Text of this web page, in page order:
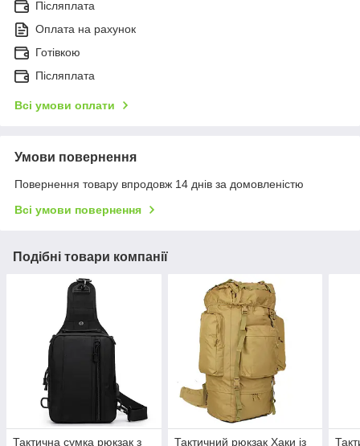
Післяплата
Оплата на рахунок
Готівкою
Післяплата
Всі умови оплати
Умови повернення
Повернення товару впродовж 14 днів за домовленістю
Всі умови повернення
Подібні товари компанії
Тактична сумка рюкзак з
Тактичний рюкзак Хаки із